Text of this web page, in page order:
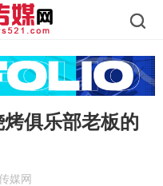
俱乐部老板的
媒网